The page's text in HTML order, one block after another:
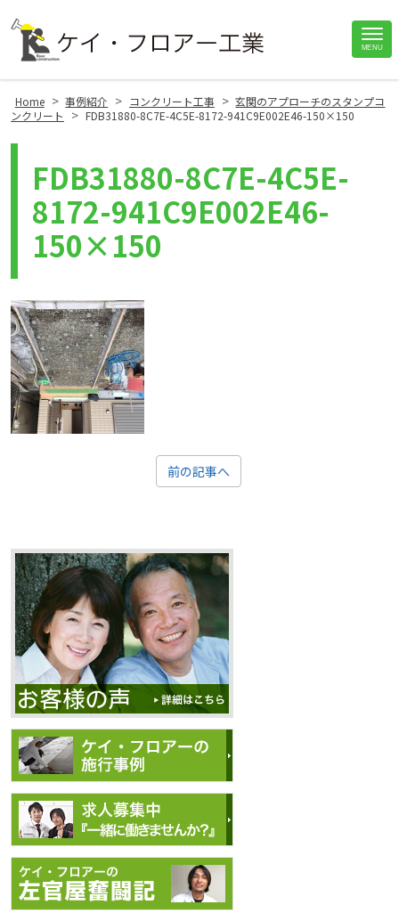
MENU
Home > 事例紹介 > コンクリート工事 > 玄関のアプローチのスタンプコ
ンクリート
> FDB31880-8C7E-4C5E-8172-941C9E002E46-150×150
FDB31880-8C7E-4C5E-
8172-941C9E002E46-
150×150
前の記事へ
Site
Footer